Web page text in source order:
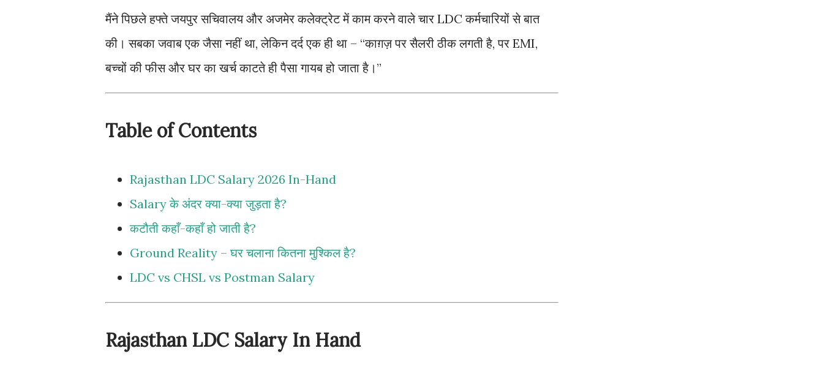
मैंने पिछले हफ्ते जयपुर सचिवालय और अजमेर कलेक्ट्रेट में काम करने वाले चार LDC कर्मचारियों से बात
की। सबका जवाब एक जैसा नहीं था, लेकिन दर्द एक ही था – “काग़ज़ पर सैलरी ठीक लगती है, पर EMI,
बच्चों की फीस और घर का खर्च काटते ही पैसा गायब हो जाता है।”
Table of Contents
Rajasthan LDC Salary 2026 In-Hand
Salary के अंदर क्या-क्या जुड़ता है?
कटौती कहाँ-कहाँ हो जाती है?
Ground Reality – घर चलाना कितना मुश्किल है?
LDC vs CHSL vs Postman Salary
Rajasthan LDC Salary In Hand